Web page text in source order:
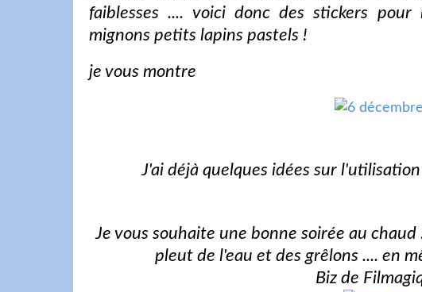
faiblesses .... voici donc des stickers
mignons petits lapins pastels !
je vous montre
J'ai déjà quelques idées sur
Je vous souhaite une bonne soirée au
pleut de l'eau et des grêlons .... en
Biz de